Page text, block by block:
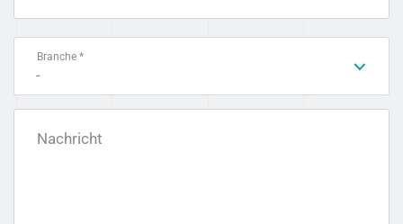
Branche *
-
Nachricht